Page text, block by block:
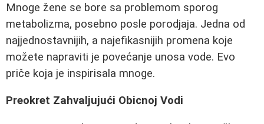
Mnoge žene se bore sa problemom sporog
metabolizma, posebno posle porodjaja. Jedna od
najjednostavnijih, a najefikasnijih promena koje
možete napraviti je povećanje unosa vode. Evo
priče koja je inspirisala mnoge.
Preokret Zahvaljujući Obicnoj Vodi